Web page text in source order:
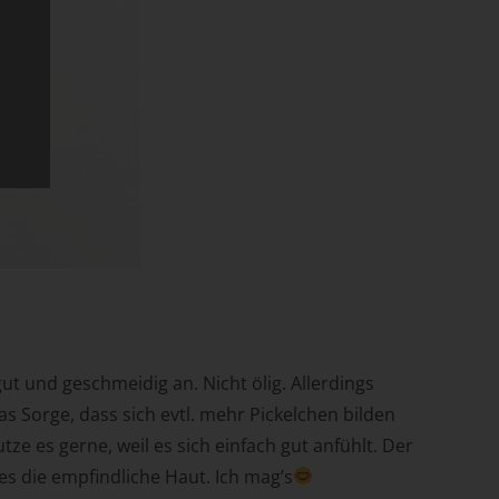
und geschmeidig an. Nicht ölig. Allerdings
Sorge, dass sich evtl. mehr Pickelchen bilden
es gerne, weil es sich einfach gut anfühlt. Der
die empfindliche Haut. Ich mag’s